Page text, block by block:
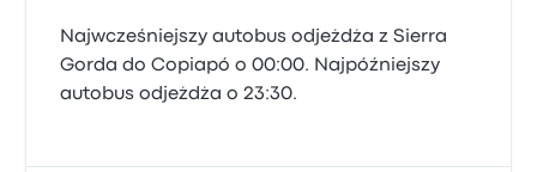
Najwcześniejszy autobus odjeżdża z Sierra
Gorda do Copiapó o 00:00. Najpóźniejszy
autobus odjeżdża o 23:30.